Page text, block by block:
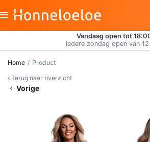
Vandaag open tot
Iedere zondag open van
Home
Product
Terug naar overzicht
Vorige